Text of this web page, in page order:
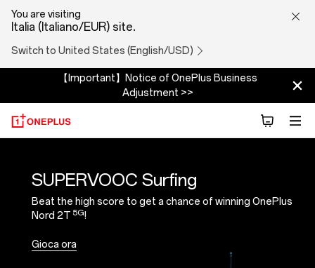
Speed
Games
A
Event
from
OnePlus
You are visiting
Italia (Italiano/EUR) site.
Switch to United States (English/USD)
【Important】Notice of OnePlus Business
Adjustment >>
SUPERVOOC Surfing
Beat the high score to get a chance of winning OnePlus
Nord 2T 5G!
Gioca ora